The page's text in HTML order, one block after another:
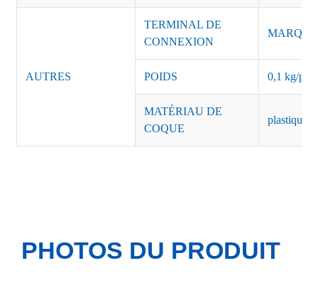
AUTRES
TERMINAL DE
CONNEXION
POIDS 0,1 kg/
MATÉRIAU DE
COQUE
plastique
PHOTOS DU PRODUIT